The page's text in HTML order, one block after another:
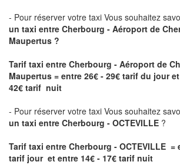
- Pour réserver votre taxi Vous souhaitez
un taxi entre Cherbourg - Aéroport de
Maupertus ?
Tarif taxi entre Cherbourg - Aéroport de
Maupertus = entre 26€ - 29€ tarif du jour
42€ tarif nuit
- Pour réserver votre taxi Vous souhaitez
un taxi entre Cherbourg - OCTEVILLE ?
Tarif taxi entre Cherbourg - OCTEVILLE =
tarif jour et entre 14€ - 17€ tarif nuit